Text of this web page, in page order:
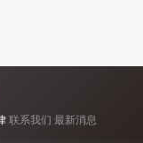
联系我们 最新消息